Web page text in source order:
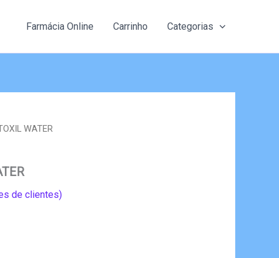
Farmácia Online Carrinho Categorias
WATER
de clientes)